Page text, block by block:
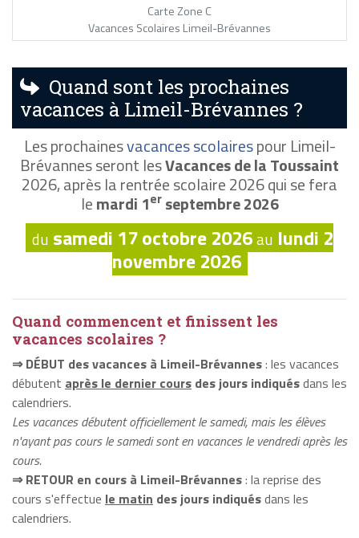
Carte Zone C
Vacances Scolaires Limeil-Brévannes
Quand sont les prochaines
vacances à Limeil-Brévannes ?
Les prochainesvacances scolairespour Limeil-
Brévannes seront lesVacances de la Toussaint
2026, après la rentrée scolaire 2026 qui se fera
lemardi 1erseptembre 2026
du samedi 17 octobre 2026au lundi 2
novembre 2026
Quand commencent et finissent les
vacances scolaires ?
⇒ DÉBUT des vacances à Limeil-Brévannes: les vacances
débutent après le dernier cours des jours indiquésdans les
calendriers.
Les vacances débutent officiellement le samedi, mais les élèves
n'ayant pas cours le samedi sont en vacances le vendredi après les
cours.
⇒ RETOUR en cours à Limeil-Brévannes: la reprise des
cours s'effectue le matin des jours indiquésdans les
calendriers.